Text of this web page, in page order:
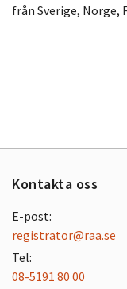
från Sverige, Norge,
Kontakta oss
E-post:
registrator@raa.se
Tel:
08-5191 80 00